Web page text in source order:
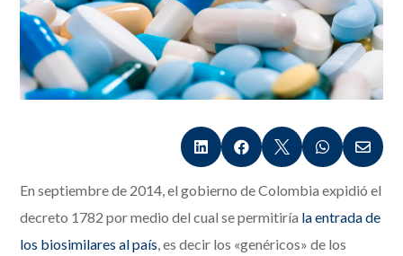
    
En septiembre de 2014, el gobierno de Colombia expidió el
decreto 1782 por medio del cual se permitiría la entrada de
los biosimilares al país, es decir los «genéricos» de los